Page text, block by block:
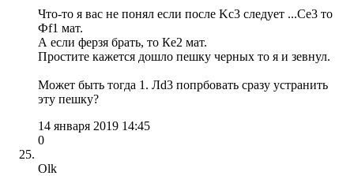
Что-то я вас не понял если после Kc3 следует ...Се3 то
Фf1 мат.
А если ферзя брать, то Кe2 мат.
Простите кажется дошло пешку черных то я и зевнул.
Может быть тогда 1. Лd3 попрбовать сразу устранить
эту пешку?
14 января 2019 14:45
0
Olk